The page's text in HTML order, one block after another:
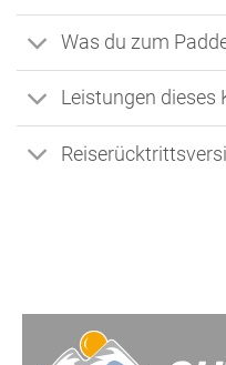
Was du zum
Leistungen dieses